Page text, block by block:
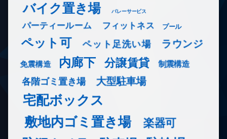
バイク置き場 バレーサービス
パーティールーム フィットネス プール
ペット可 ペット足洗い場 ラウンジ
免震構造 内廊下 分譲賃貸 制震構造
各階ゴミ置き場 大型駐車場
宅配ボックス
敷地内ゴミ置き場
楽器可